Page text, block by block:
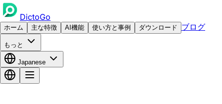
DictoGo
ホーム 主な特徴 AI機能 使い方と事例 ダウンロード ブログ
もっと
Japanese